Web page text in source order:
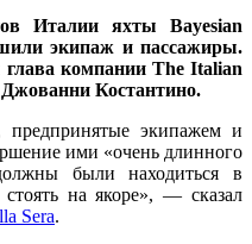
Италии яхты Bayesian
экипаж и пассажиры.
компании The Italian
Костантино.
предпринятые экипажем и
ими «очень длинного
были находиться в
на якоре», — сказал
Sera.